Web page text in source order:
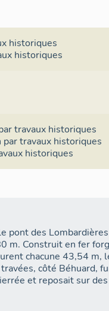
historiques
historiques
travaux historiques
travaux historiques
historiques
pont des
m. Construit en fer
chacune 43,54 m,
côté Béhuard,
et reposait sur